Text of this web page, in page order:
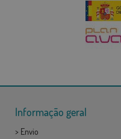
Informação geral
> Envio